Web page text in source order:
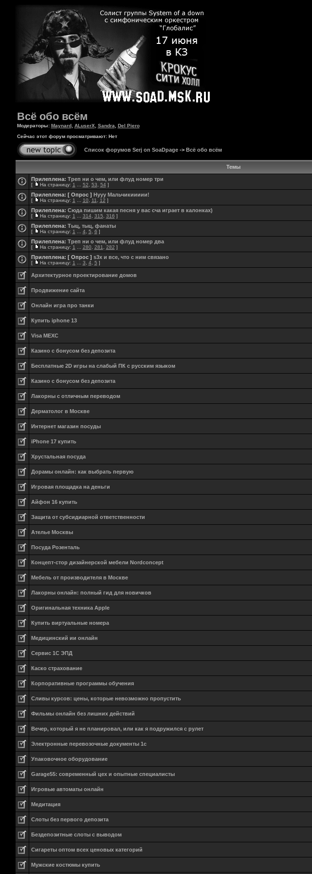
Всё обо всём
Модераторы: Maynard, ALuserX Sandra
Del Piero
Сейчас этот форум просматривают: Нет
Список форумов Serj on SoaDpage-> Всё обо всём
Темы
Прилеплена: Треп ни о чем, или флуд номер три
[ На страницу: 1 52 53 54 ]
Прилеплена: [ Опрос ] Нууу Мальчикиииии!
[ На страницу: 1 10 11 12 ]
Прилеплена: Сюда пишим какая песня у вас сча играет в калонках)
[ На страницу: 1 314 315 316 ]
Прилеплена: Тыц, тыц, фанаты
[ На страницу: 1 4 5 6 ]
Прилеплена: Треп ни о чем, или флуд номер два
[ На страницу: 1 280 281 282 ]
Прилеплена: [ Опрос ] s3x и все, что с ним связано
[ На страницу: 1 3 4 5 ]
Aрхитектурное проектирование домов
Продвижение сайта
Онлайн игра про танки
Купить iphone 13
Visa MEXC
Казино с бонусом без депозита
Бесплатные 2D игры на слабый ПК с русским языком
Казино с бонусом без депозита
Лакорны с отличным переводом
Дерматолог в Москве
Интернет магазин посуды
iPhone 17 купить
Хрустальная посуда
Дорамы онлайн: как выбрать первую
Игровая площадка на деньги
Айфон 16 купить
Защита от субсидиарной ответственности
Ателье Москвы
Посуда Розенталь
Концепт-стор дизайнерской мебели Nordconcept
Мебель от производителя в Москве
Лакорны онлайн: полный гид для новичков
Оригинальная техника Apple
Купить виртуальные номера
Медицинский ии онлайн
Сервис 1С ЭПД
Каско страхование
Корпоративные программы обучения
Сливы курсов: цены, которые невозможно пропустить
Фильмы онлайн без лишних действий
Вечер, который я не планировал, или как я подружился с рулет
Электронные перевозочные документы 1с
Упаковочное оборудование
Garage55: современный цех и опытные специалисты
Игровые автоматы онлайн
Медитация
Слоты без первого депозита
Бездепозитные слоты с выводом
Сигареты оптом всех ценовых категорий
Мужские костюмы купить